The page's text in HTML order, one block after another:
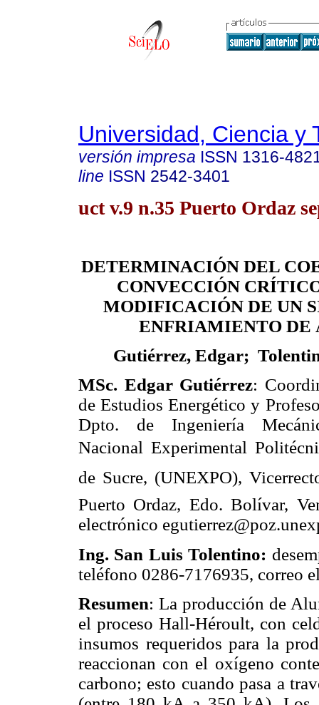
Universidad, Ciencia y
versión impresa ISSN 1316-
line ISSN 2542-3401
uct v.9 n.35 Puerto Ordaz
DETERMINACIÓN DEL
CONVECCIÓN
MODIFICACIÓN DE UN
ENFRIAMIENTO DE
Gutiérrez, Edgar;
MSc. Edgar Gutiérrez:
de Estudios Energético y
Dpto. de Ingeniería
Nacional Experimental
de Sucre, (UNEXPO),
Puerto Ordaz, Edo. Bolívar,
electrónico
Ing. San Luis Tolentino:
teléfono 0286-7176935, correo
Resumen: La producción de
el proceso Hall-Héroult, con
insumos requeridos para la
reaccionan con el oxígeno
carbono; esto cuando pasa a